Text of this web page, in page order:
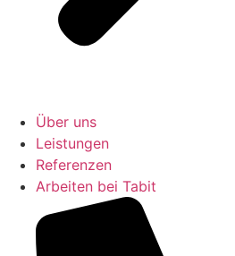
Über uns
Leistungen
Referenzen
Arbeiten bei Tabit